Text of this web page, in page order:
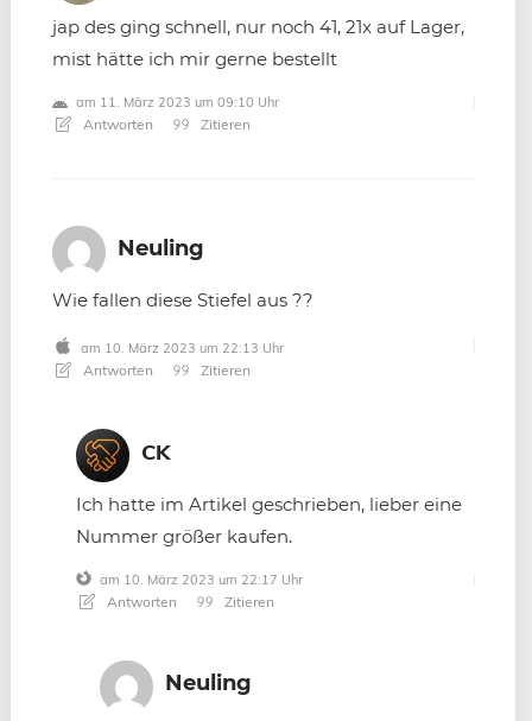
jap des ging schnell, nur noch 41, 21x auf Lager,
mist hätte ich mir gerne bestellt
am 11. März 2023 um 09:10 Uhr
Antworten Zitieren
Neuling
Wie fallen diese Stiefel aus ??
am 10. März 2023 um 22:13 Uhr
Antworten Zitieren
CK
Ich hatte im Artikel geschrieben, lieber eine
Nummer größer kaufen.
am 10. März 2023 um 22:17 Uhr
Antworten Zitieren
Neuling